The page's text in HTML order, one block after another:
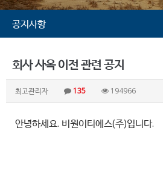
공지사항
회사 사옥 이전 관련 공지
최고관리자 135 194966
안녕하세요. 비원이티에스(주)입니다.